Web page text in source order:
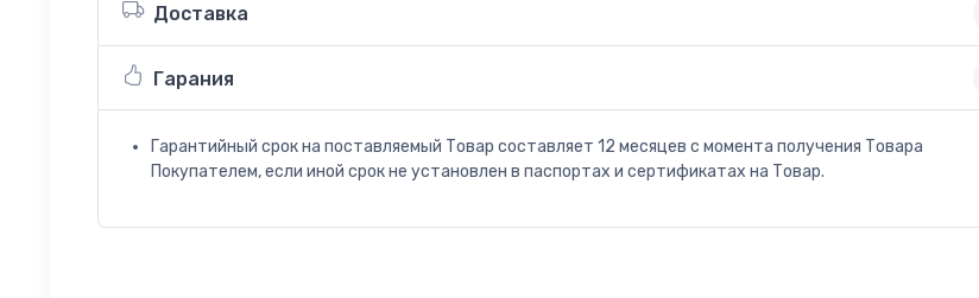
Доставка
Гарания
Гарантийный срок на поставляемый Товар составляет 12 месяцев с момента получения Товара
Покупателем, если иной срок не установлен в паспортах и сертификатах на Товар.